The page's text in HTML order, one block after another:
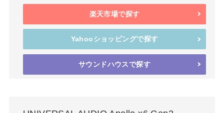
楽天市場で探す
Yahooショッピングで探す
サウンドハウスで探す